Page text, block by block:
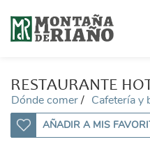
RESTAURANTE
Dónde comer Cafetería y
AÑADIR A MIS